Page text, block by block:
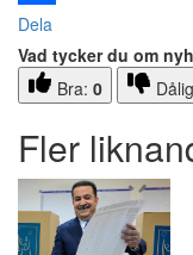
Dela
Vad tycker du om
Bra: 0
Fler